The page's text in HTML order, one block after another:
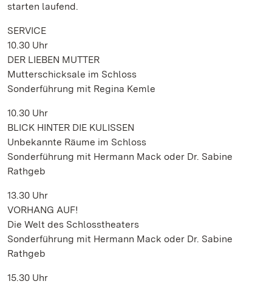
starten laufend.
SERVICE
10.30 Uhr
DER LIEBEN MUTTER
Mutterschicksale im Schloss
Sonderführung mit Regina Kemle
10.30 Uhr
BLICK HINTER DIE KULISSEN
Unbekannte Räume im Schloss
Sonderführung mit Hermann Mack oder Dr. Sabine
Rathgeb
13.30 Uhr
VORHANG AUF!
Die Welt des Schlosstheaters
Sonderführung mit Hermann Mack oder Dr. Sabine
Rathgeb
15.30 Uhr